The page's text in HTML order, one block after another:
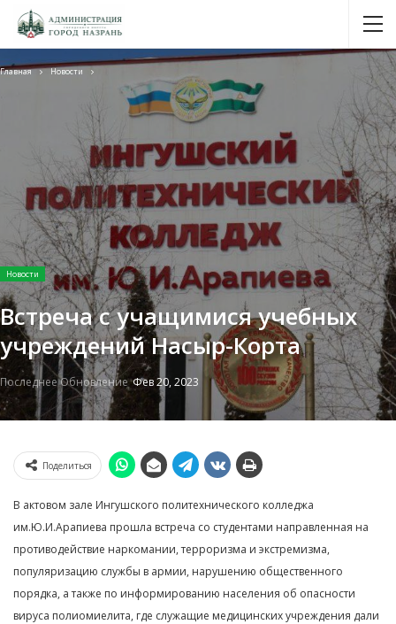
Главная Новости
Новости
Встреча с учащимися учебных
учреждений Насыр-Корта
Последнее ОбновлениеФев 20, 2023
Поделиться
В актовом зале Ингушского политехнического колледжа
им.Ю.И.Арапиева прошла встреча со студентами направленная на
противодействие наркомании, терроризма и экстремизма,
популяризацию службы в армии, нарушению общественного
порядка, а также по информированию населения об опасности
вируса полиомиелита, где служащие медицинских учреждения дали